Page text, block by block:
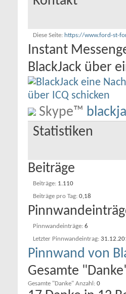
Diese Seite https://www.ford-st-
Instant
BlackJack über
Skype™
Statistiken
Beiträge
Beiträge 1.110
Beiträge pro Tag 0,18
Pinnwandeinträge 6
Letzter Pinnwandeintrag
Pinnwand von
Gesamte
Gesamte "Danke" Anzahl 0